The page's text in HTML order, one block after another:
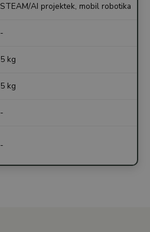
STEAM/AI projektek, mobil robotika
-
5 kg
5 kg
-
-